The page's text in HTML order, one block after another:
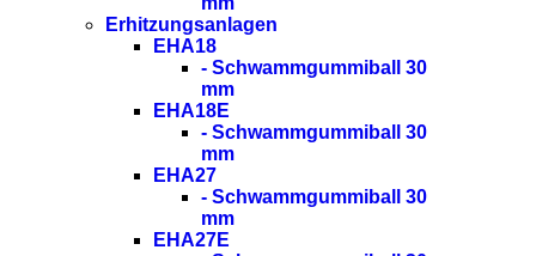
Erhitzungsanlagen
EHA18
- Schwammgummiball 30
mm
EHA18E
- Schwammgummiball 30
mm
EHA27
- Schwammgummiball 30
mm
EHA27E